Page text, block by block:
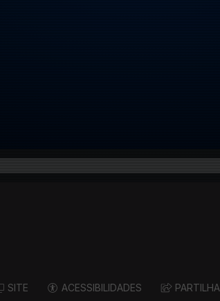
SITE ACESSIBILIDADES PARTILHA